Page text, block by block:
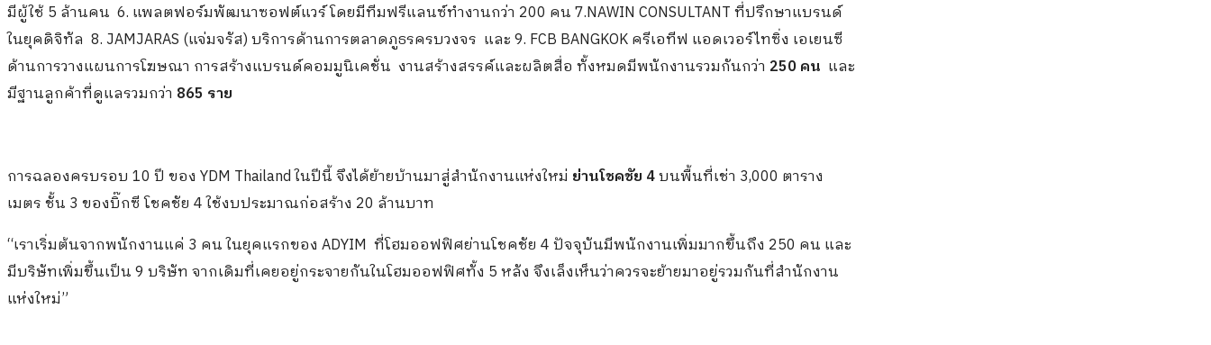
มีผู้ใช้ 5 ล้านคน 6. แพลตฟอร์มพัฒนาซอฟต์แวร์ โดยมีทีมฟรีแลนซ์ทำงานกว่า 200 คน 7.NAWIN CONSULTANT ที่ปรึกษาแบรนด์
ในยุคดิจิทัล 8. JAMJARAS (แจ่มจรัส) บริการด้านการตลาดภูธรครบวงจร และ 9. FCB BANGKOK ครีเอทีฟ แอดเวอร์ไทซิ่ง เอเยนซี
ด้านการวางแผนการโฆษณา การสร้างแบรนด์คอมมูนิเคชั่น งานสร้างสรรค์และผลิตสื่อ ทั้งหมดมีพนักงานรวมกันกว่า 250 คน และ
มีฐานลูกค้าที่ดูแลรวมกว่า 865 ราย
การฉลองครบรอบ 10 ปี ของ YDM Thailand ในปีนี้ จึงได้ย้ายบ้านมาสู่สำนักงานแห่งใหม่ ย่านโชคชัย 4บนพื้นที่เช่า 3,000 ตาราง
เมตร ชั้น 3 ของบิ๊กซี โชคชัย 4 ใช้งบประมาณก่อสร้าง 20 ล้านบาท
“เราเริ่มต้นจากพนักงานแค่ 3 คน ในยุคแรกของ ADYIM ที่โฮมออฟฟิศย่านโชคชัย 4 ปัจจุบันมีพนักงานเพิ่มมากขึ้นถึง 250 คน และ
มีบริษัทเพิ่มขึ้นเป็น 9 บริษัท จากเดิมที่เคยอยู่กระจายกันในโฮมออฟฟิศทั้ง 5 หลัง จึงเล็งเห็นว่าควรจะย้ายมาอยู่รวมกันที่สำนักงาน
แห่งใหม่”